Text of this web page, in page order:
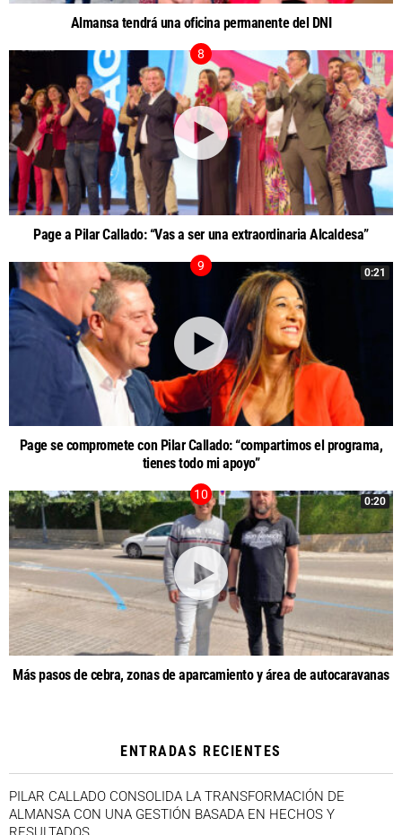
Almansa tendrá una oficina permanente del DNI
Page a Pilar Callado: “Vas a ser una extraordinaria Alcaldesa”
0:21
Page se compromete con Pilar Callado: “compartimos el programa,
tienes todo mi apoyo”
0:20
Más pasos de cebra, zonas de aparcamiento y área de autocaravanas
ENTRADAS RECIENTES
PILAR CALLADO CONSOLIDA LA TRANSFORMACIÓN DE
ALMANSA CON UNA GESTIÓN BASADA EN HECHOS Y